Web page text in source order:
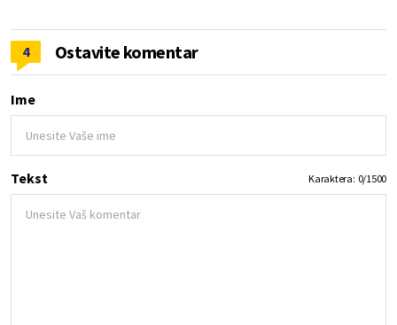
4 Ostavite komentar
Ime
Tekst Karaktera: 0/1500